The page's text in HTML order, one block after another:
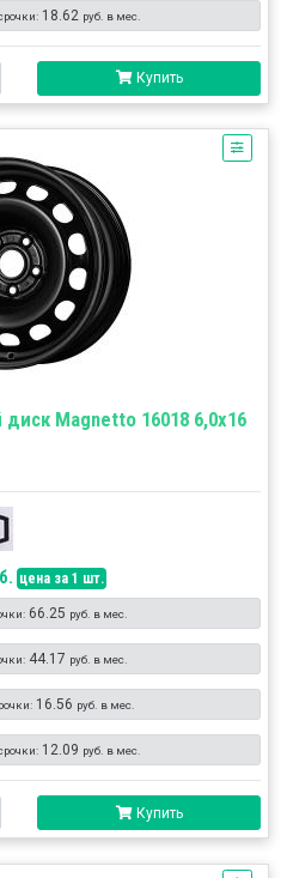
18.62 руб. в мес.
Купить
Magnetto 16018 6,0x16
цена за 1 шт.
66.25 руб. в мес.
44.17 руб. в мес.
16.56 руб. в мес.
12.09 руб. в мес.
Купить